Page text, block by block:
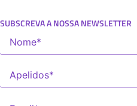
SUBSCREVA A NOSSA NEWSLETTER